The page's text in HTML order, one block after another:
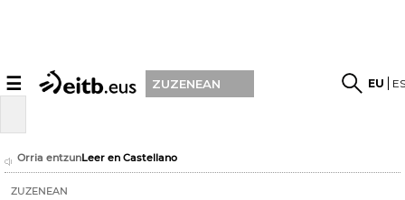
☰ ZUZENEAN EU
Orria entzunLeer en Castellano
ZUZENEAN